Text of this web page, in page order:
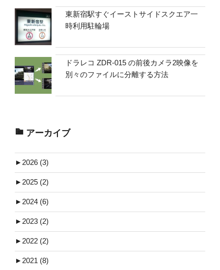
東新宿駅すぐイーストサイドスクエア一
時利用駐輪場
ドラレコ ZDR-015 の前後カメラ2映像を
別々のファイルに分離する方法
アーカイブ
► 2026 (3)
► 2025 (2)
► 2024 (6)
► 2023 (2)
► 2022 (2)
► 2021 (8)